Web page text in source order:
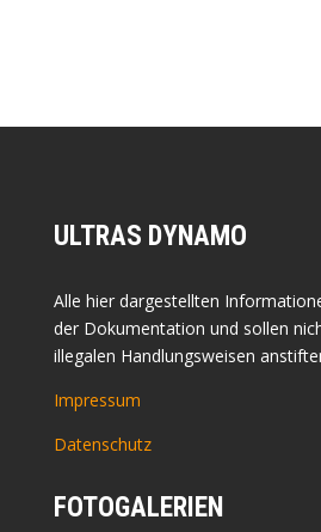
ULTRAS DYNAMO
Alle hier dargestellten
der Dokumentation und sollen
illegalen Handlungsweisen
Impressum
Datenschutz
FOTOGALERIEN